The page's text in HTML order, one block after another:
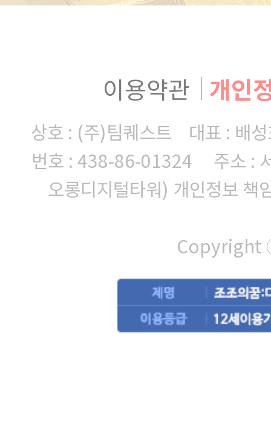
이용약관 개인
상호 : (주)팀퀘스트 대표 : 배
번호 : 438-86-01324
주소 :
오롱디지털타워) 개인정보
Copyright